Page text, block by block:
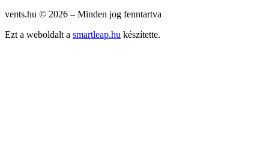
vents.hu © 2026 – Minden jog fenntartva
Ezt a weboldalt a smartleap.hu készítette.